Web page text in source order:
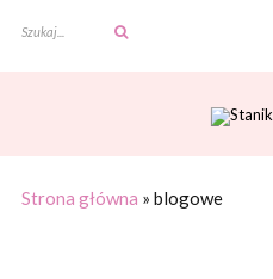
Strona główna » blogowe